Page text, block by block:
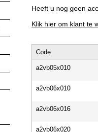
Heeft u nog geen
Klik hier om klant te
Code
a2vb05x010
a2vb06x010
a2vb06x016
a2vb06x020